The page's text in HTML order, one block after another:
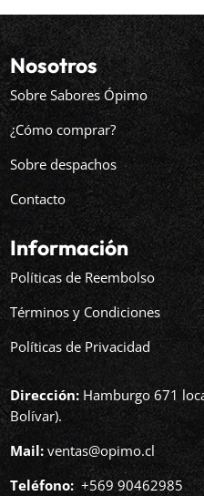
Nosotros
Sobre Sabores Ópimo
¿Cómo comprar?
Sobre despachos
Contacto
Información
Políticas de Reembolso
Términos y Condiciones
Políticas de Privacidad
Dirección: Hamburgo 671
Bolívar).
Mail: ventas@opimo.cl
Teléfono: ‪+569 90462985‬